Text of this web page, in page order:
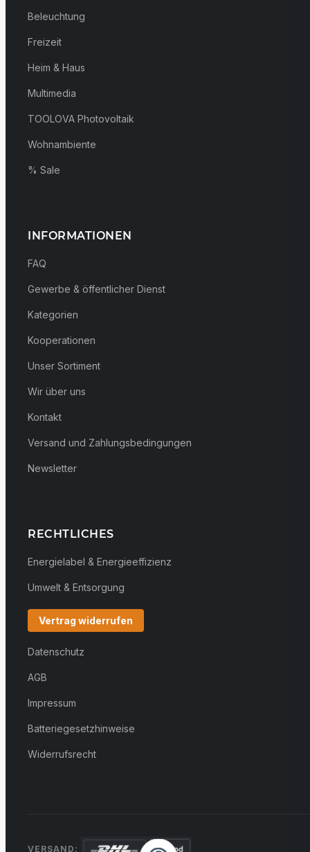
Beleuchtung
Freizeit
Heim & Haus
Multimedia
TOOLOVA Photovoltaik
Wohnambiente
% Sale
INFORMATIONEN
FAQ
Gewerbe & öffentlicher Dienst
Kategorien
Kooperationen
Unser Sortiment
Wir über uns
Kontakt
Versand und Zahlungsbedingungen
Newsletter
RECHTLICHES
Energielabel & Energieeffizienz
Umwelt & Entsorgung
Vertrag widerrufen
Datenschutz
AGB
Impressum
Batteriegesetzhinweise
Widerrufsrecht
VERSAND: